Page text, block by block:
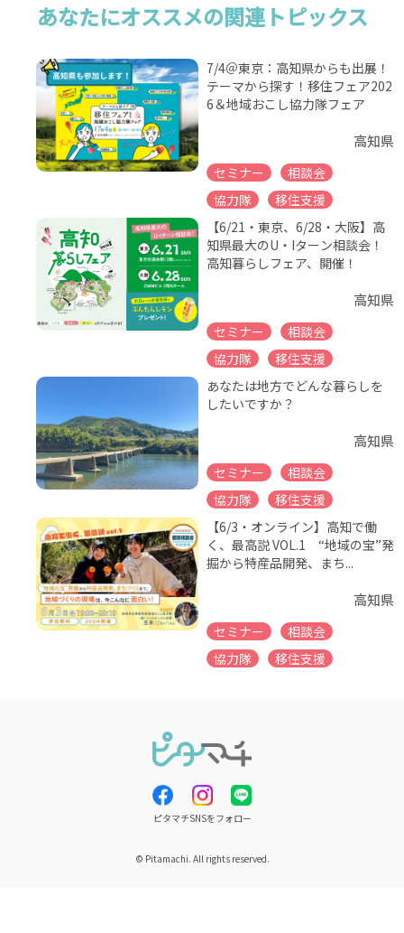
あなたにオススメの関連トピックス
7/4＠東京：高知県からも出展！
テーマから探す！移住フェア202
6＆地域おこし協力隊フェア
高知県
セミナー
相談会
協力隊
移住支援
【6/21・東京、6/28・大阪】高
知県最大のU・Iターン相談会！
高知暮らしフェア、開催！
高知県
セミナー
相談会
協力隊
移住支援
あなたは地方でどんな暮らしを
したいですか？
高知県
セミナー
相談会
協力隊
移住支援
【6/3・オンライン】高知で働
く、最高説 VOL.1 “地域の宝”発
掘から特産品開発、まち...
高知県
セミナー
相談会
協力隊
移住支援
ピタマチSNSをフォロー
© Pitamachi. All rights reserved.